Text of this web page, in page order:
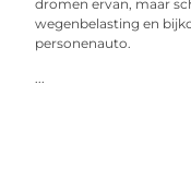
dromen ervan, maar
wegenbelasting en
personenauto.